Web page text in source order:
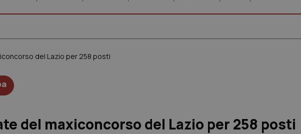
del Lazio per 258 posti
del maxiconcorso del Lazio per 258 posti